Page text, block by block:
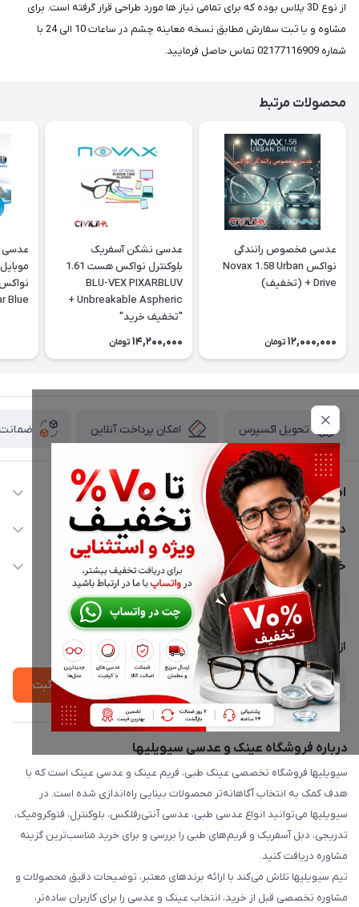
از نوع 3D پلاس بوده که برای تمامی نیاز ها مورد طراحی قرار گرفته است. برای
مشاوه و یا ثبت سفارش مطابق نسخه معاینه چشم در ساعات 10 الی 24 با
شماره 02177116909 تماس حاصل فرمایید.
محصولات مرتبط
عدسی مخصوص رانندگی
نواکس Novax 1.58 Urban
Drive + (تخفیف)
12,000,000 تومان
عدسی نشکن آسفریک
بلوکنترل نواکس هست 1.61
BLU-VEX PIXARBLUV
Unbreakable Aspheric +
"تخفیف خرید"
14,200,000 تومان
Blue
تحویل اکسپرس امکان پرداخت آنلاین ضمانت
اطلاعات تماس
02177116909
info@civiliha.com
ارسال فوری در تهران + ارسال به سراسر کشور
دسترسی سریع
حساب کاربری
مجله فروشگاه
لیست محصولات
درباره ما
خدمات مشتریان
حریم خصوصی
پشتیبانی واتساپ 09397003162
از جدید‌ترین تخفیف‌ها با‌ خبر شوید
ثبت
درباره فروشگاه عینک و عدسی سیویلیها
سیویلیها فروشگاه تخصصی عینک طبی، فریم عینک و عدسی عینک است که با
هدف کمک به انتخاب آگاهانه‌تر محصولات بینایی راه‌اندازی شده است. در
سیویلیها می‌توانید انواع عدسی طبی، عدسی آنتی‌رفلکس، بلوکنترل، فتوکرومیک،
تدریجی، دبل آسفریک و فریم‌های طبی را بررسی و برای خرید مناسب‌ترین گزینه
مشاوره دریافت کنید.
تیم سیویلیها تلاش می‌کند با ارائه برندهای معتبر، توضیحات دقیق محصولات و
مشاوره تخصصی قبل از خرید، انتخاب عینک و عدسی را برای کاربران ساده‌تر،